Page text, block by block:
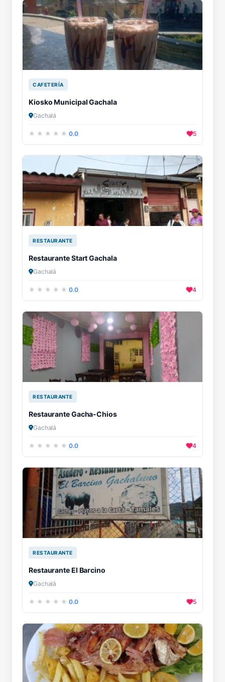
CAFETERÍA
Kiosko Municipal Gachala
Gachalá
0.0 5
RESTAURANTE
Restaurante Start Gachala
Gachalá
0.0 4
RESTAURANTE
Restaurante Gacha-Chios
Gachalá
0.0 4
RESTAURANTE
Restaurante El Barcino
Gachalá
0.0 5